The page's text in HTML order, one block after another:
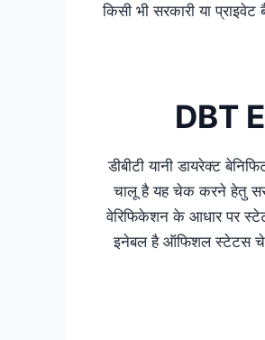
किसी भी सरकारी या
DBT
डीबीटी यानी डायरेक्ट
चालू है यह चेक करने हेतु
वेरिफिकेशन के आधार पर
इनेबल है ऑफिशल स्टेटस